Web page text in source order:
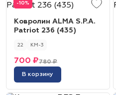
-10%
Ковролин ALMA S.P.A.
Patriot 236 (435)
22 КМ-3
780 ₽
700 ₽
В корзину